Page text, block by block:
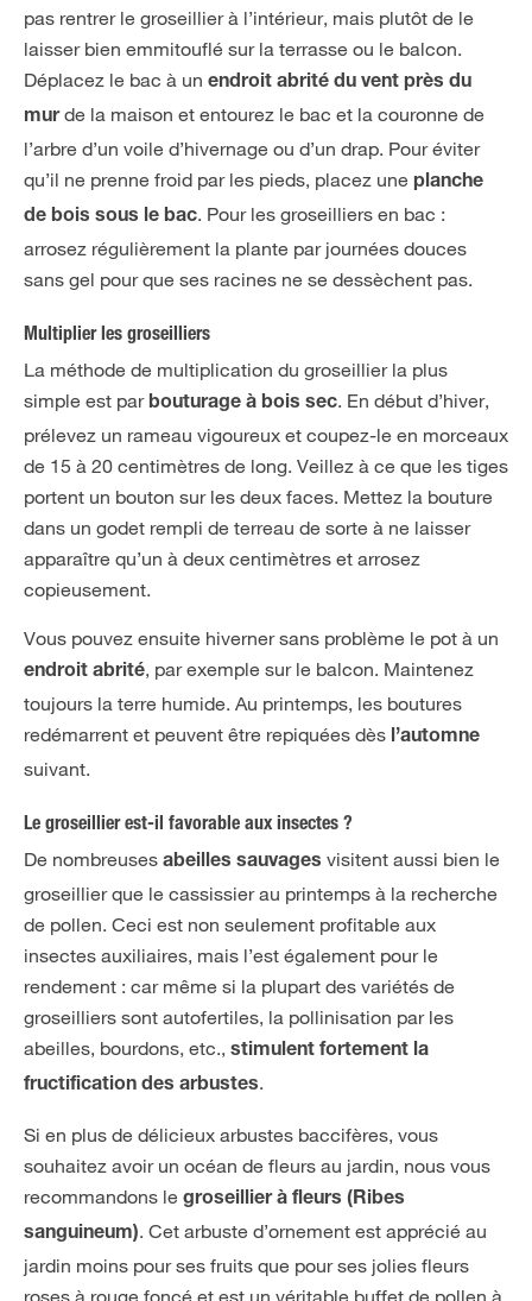
pas rentrer le groseillier à l’intérieur, mais plutôt de le
laisser bien emmitouflé sur la terrasse ou le balcon.
Déplacez le bac à un endroit abrité du vent près du
murde la maison et entourez le bac et la couronne de
l’arbre d’un voile d’hivernage ou d’un drap. Pour éviter
qu’il ne prenne froid par les pieds, placez une planche
de bois sous le bac. Pour les groseilliers en bac :
arrosez régulièrement la plante par journées douces
sans gel pour que ses racines ne se dessèchent pas.
Multiplier les groseilliers
La méthode de multiplication du groseillier la plus
simple est parbouturage à bois sec. En début d’hiver,
prélevez un rameau vigoureux et coupez-le en morceaux
de 15 à 20 centimètres de long. Veillez à ce que les tiges
portent un bouton sur les deux faces. Mettez la bouture
dans un godet rempli de terreau de sorte à ne laisser
apparaître qu’un à deux centimètres et arrosez
copieusement.
Vous pouvez ensuite hiverner sans problème le pot à un
endroit abrité, par exemple sur le balcon. Maintenez
toujours la terre humide. Au printemps, les boutures
redémarrent et peuvent être repiquées dès l’automne
suivant.
Le groseillier est-il favorable aux insectes ?
De nombreuses abeilles sauvages visitent aussi bien le
groseillier que le cassissier au printemps à la recherche
de pollen. Ceci est non seulement profitable aux
insectes auxiliaires, mais l’est également pour le
rendement : car même si la plupart des variétés de
groseilliers sont autofertiles, la pollinisation par les
abeilles, bourdons, etc., stimulent fortement la
fructification des arbustes.
Si en plus de délicieux arbustes baccifères, vous
souhaitez avoir un océan de fleurs au jardin, nous vous
recommandons le groseillier à fleurs (Ribes
sanguineum). Cet arbuste d’ornement est apprécié au
jardin moins pour ses fruits que pour ses jolies fleurs
roses à rouge foncé et est un véritable buffet de pollen à